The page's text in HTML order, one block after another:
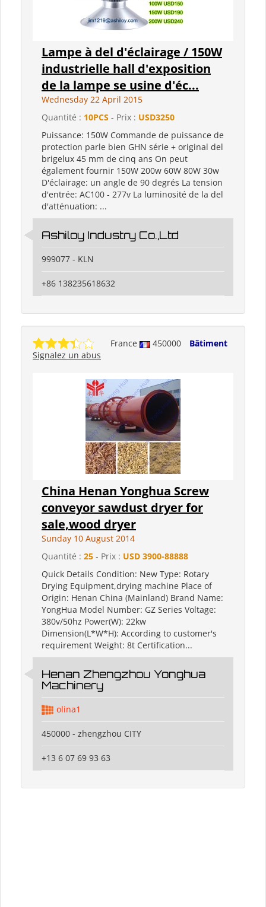
Lampe à del d'éclairage / 150W
industrielle hall d'exposition
de la lampe se usine d'éc...
Wednesday 22 April 2015
Quantité : 10PCS - Prix : USD3250
Puissance: 150W Commande de puissance de
protection parle bien GHN série + original del
brigelux 45 mm de cinq ans On peut
également fournir 150W 200w 60W 80W 30w
D'éclairage: un angle de 90 degrés La tension
d'entrée: AC100 - 277v La luminosité de la del
d'atténuation: ...
Ashiloy Industry Co.,Ltd
999077 - KLN
+86 138235618632
France 450000
Bâtiment
Signalez un abus
China Henan Yonghua Screw
conveyor sawdust dryer for
sale,wood dryer
Sunday 10 August 2014
Quantité : 25 - Prix : USD 3900-88888
Quick Details Condition: New Type: Rotary
Drying Equipment,drying machine Place of
Origin: Henan China (Mainland) Brand Name:
YongHua Model Number: GZ Series Voltage:
380v/50hz Power(W): 22kw
Dimension(L*W*H): According to customer's
requirement Weight: 8t Certification...
Henan Zhengzhou Yonghua
Machinery
olina1
450000 - zhengzhou CITY
+13 6 07 69 93 63